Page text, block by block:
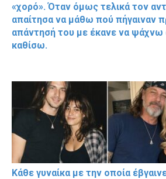
«χορό». Όταν όμως τελικά τον
απαίτησα να μάθω πού πήγαιναν
απάντησή του με έκανε να
καθίσω.
Κάθε γυναίκα με την οποία